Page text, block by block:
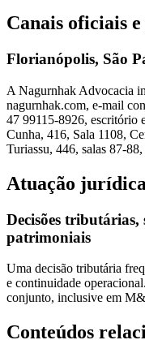
Canais oficiais
Florianópolis, São
A Nagurnhak Advocacia
nagurnhak.com, e-mail
47 99115-8926, escritório
Cunha, 416, Sala 1108,
Turiassu, 446, salas 87-88,
Atuação
Decisões tributárias,
patrimoniais
Uma decisão tributária
e continuidade
conjunto, inclusive em
Conteúdos